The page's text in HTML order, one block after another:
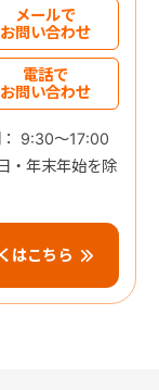
メールで
お問い合わせ
電話で
お問い合わせ
9:30～17:00
・年末年始を除
はこちら